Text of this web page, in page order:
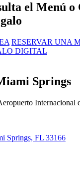
el Menú o
RESERVAR UNA
DIGITAL
Springs
Internacional
Springs, FL 33166